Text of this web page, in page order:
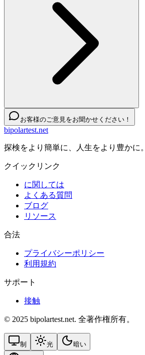
お客様のご意見をお聞かせください！
bipolartest.net
探検をより簡単に、人生をより豊かに。
クイックリンク
に関しては
よくある質問
ブログ
リソース
合法
プライバシーポリシー
利用規約
サポート
接触
© 2025 bipolartest.net. 全著作権所有。
制 光 暗い